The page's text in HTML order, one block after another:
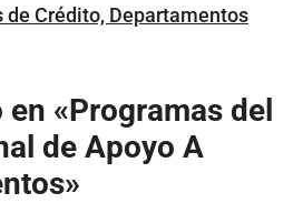
de Crédito, Departamentos
«Programas del
de Apoyo A